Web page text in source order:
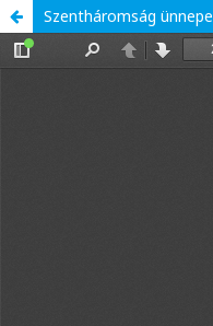
Szentháromság ünnepe